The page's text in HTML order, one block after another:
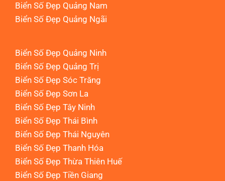
Biển Số Đẹp Quảng Nam
Biển Số Đẹp Quảng Ngãi
Biển Số Đẹp Quảng Ninh
Biển Số Đẹp Quảng Trị
Biển Số Đẹp Sóc Trăng
Biển Số Đẹp Sơn La
Biển Số Đẹp Tây Ninh
Biển Số Đẹp Thái Bình
Biển Số Đẹp Thái Nguyên
Biển Số Đẹp Thanh Hóa
Biển Số Đẹp Thừa Thiên Huế
Biển Số Đẹp Tiền Giang